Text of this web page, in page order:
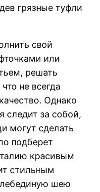
грязные туфли
свой
или
решать
не всегда
Однако
следит за собой,
могут сделать
подберет
красивым
стильным
лебединую шею